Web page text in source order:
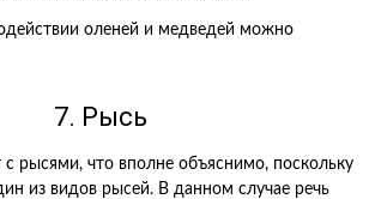
оленей и медведей можно
7. Рысь
с рысями, что вполне объяснимо, поскольку
из видов рысей. В данном случае речь